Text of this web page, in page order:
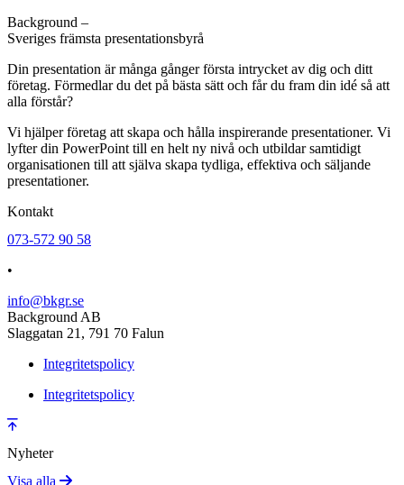
Background –
Sveriges främsta presentationsbyrå
Din presentation är många gånger första intrycket av dig och ditt
företag. Förmedlar du det på bästa sätt och får du fram din idé så att
alla förstår?
Vi hjälper företag att skapa och hålla inspirerande presentationer. Vi
lyfter din PowerPoint till en helt ny nivå och utbildar samtidigt
organisationen till att själva skapa tydliga, effektiva och säljande
presentationer.
Kontakt
073-572 90 58
•
info@bkgr.se
Background AB
Slaggatan 21, 791 70 Falun
Integritetspolicy
Integritetspolicy
Nyheter
Visa alla